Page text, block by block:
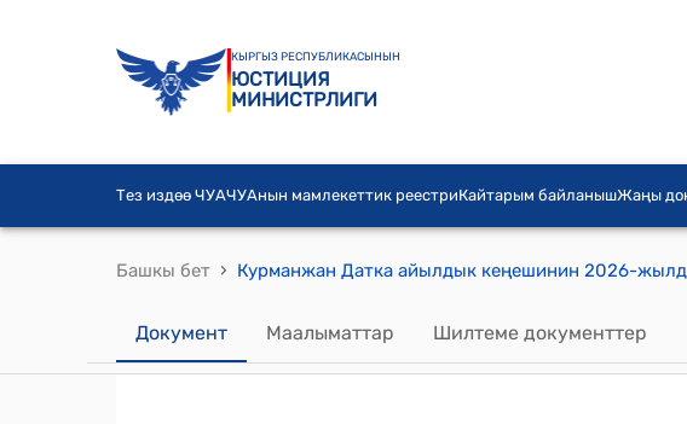
КЫРГЫЗ РЕСПУБЛИКАСЫНЫН
ЮСТИЦИЯ
МИНИСТРЛИГИ
Тез издөө ЧУАЧУАнын мамлекеттик реестриКайтарым байланышЖаңы
Башкы бет ›
Документ Маалыматтар Шилтеме документтер